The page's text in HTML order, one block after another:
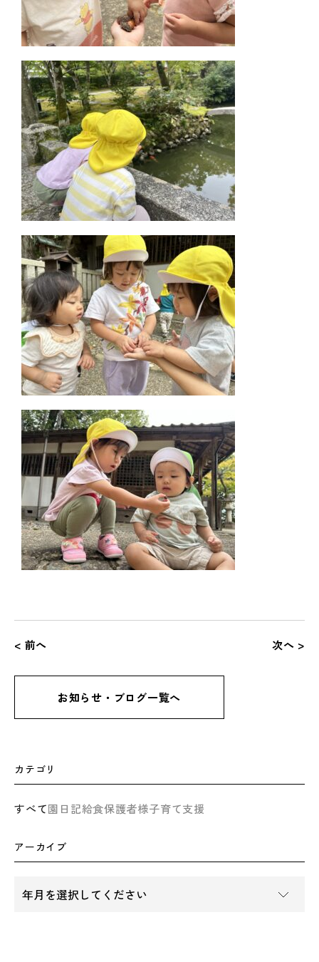
< 前へ 次へ >
お知らせ・ブログ一覧へ
カテゴリ
すべて園日記給食保護者様子育て支援
アーカイブ